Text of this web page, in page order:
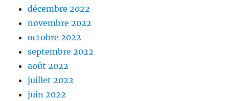
décembre 2022
novembre 2022
octobre 2022
septembre 2022
août 2022
juillet 2022
juin 2022